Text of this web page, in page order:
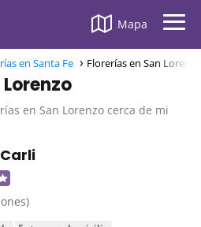
Mapa
en Santa Fe Florerías en San Lorenzo
en San Lorenzo cerca de mi